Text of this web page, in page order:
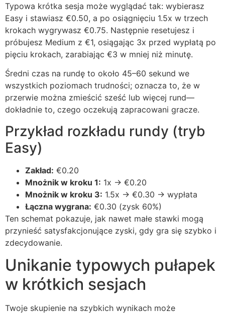
Typowa krótka sesja może wyglądać tak: wybierasz
Easy i stawiasz €0.50, a po osiągnięciu 1.5x w trzech
krokach wygrywasz €0.75. Następnie resetujesz i
próbujesz Medium z €1, osiągając 3x przed wypłatą po
pięciu krokach, zarabiając €3 w mniej niż minutę.
Średni czas na rundę to około 45–60 sekund we
wszystkich poziomach trudności; oznacza to, że w
przerwie można zmieścić sześć lub więcej rund—
dokładnie to, czego oczekują zapracowani gracze.
Przykład rozkładu rundy (tryb
Easy)
Zakład: €0.20
Mnożnik w kroku 1: 1x → €0.20
Mnożnik w kroku 3: 1.5x → €0.30 → wypłata
Łączna wygrana: €0.30 (zysk 60%)
Ten schemat pokazuje, jak nawet małe stawki mogą
przynieść satysfakcjonujące zyski, gdy gra się szybko i
zdecydowanie.
Unikanie typowych pułapek
w krótkich sesjach
Twoje skupienie na szybkich wynikach może